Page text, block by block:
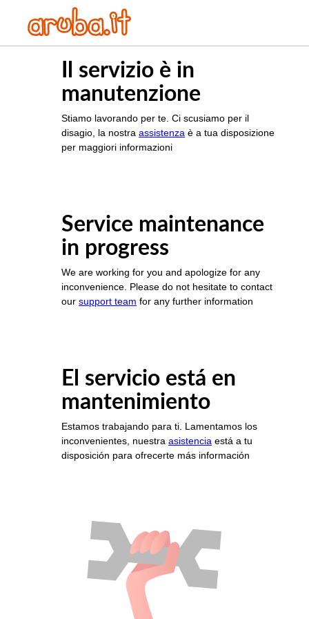
Il servizio è in
manutenzione
Stiamo lavorando per te. Ci scusiamo per il
disagio, la nostra assistenza è a tua disposizione
per maggiori informazioni
Service maintenance
in progress
We are working for you and apologize for any
inconvenience. Please do not hesitate to contact
our support team for any further information
El servicio está en
mantenimiento
Estamos trabajando para ti. Lamentamos los
inconvenientes, nuestra asistencia está a tu
disposición para ofrecerte más información